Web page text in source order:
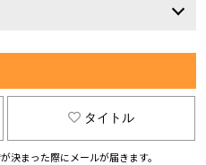
タイトル
まった際にメールが届きます。